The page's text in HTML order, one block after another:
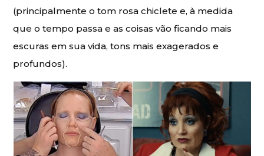
(principalmente o tom rosa chiclete e, à medida
que o tempo passa e as coisas vão ficando mais
escuras em sua vida, tons mais exagerados e
profundos).